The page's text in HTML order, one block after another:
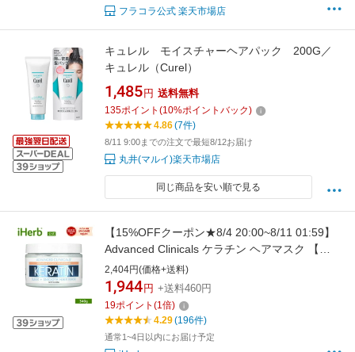
フラコラ公式 楽天市場店
キュレル モイスチャーヘアパック 200G／
キュレル（Curel）
1,485 円 送料無料
135ポイント (10%ポイントバック)
4.86(7件)
8/11 9:00までの注文で最短8/12お届け
丸井(マルイ)楽天市場店
同じ商品を安い順で見る
【15%OFFクーポン★8/4 20:00~8/11 01:59】
Advanced Clinicals ケラチン ヘアマスク 【
iHerb アイハーブ 公式 】 アドバンスドクリニ
カルズ スリーク スムースヘアマスク シルクア
ミノ酸 340g
2,404円(価格+送料)
1,944 円 +送料460円
19ポイント (1倍)
4.29(196件)
通常1~4日以内にお届け予定